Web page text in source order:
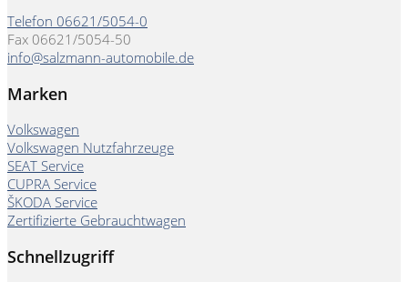
Telefon 06621/5054-0
Fax 06621/5054-50
info@salzmann-automobile.de
Marken
Volkswagen
Volkswagen Nutzfahrzeuge
SEAT Service
CUPRA Service
ŠKODA Service
Zertifizierte Gebrauchtwagen
Schnellzugriff